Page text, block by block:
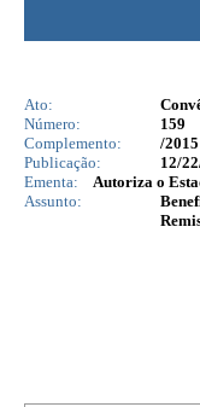
Ato:
Número:
159
Complemento:
/2015
Publicação:
12/
Ementa:
Autoriza o
Assunto: